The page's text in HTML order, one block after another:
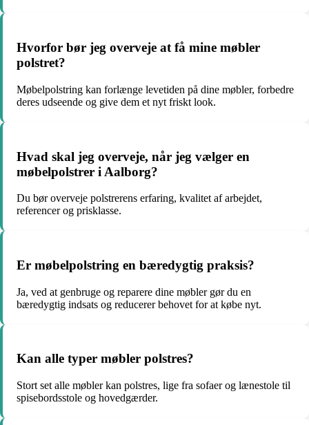
Hvorfor bør jeg overveje at få mine møbler
polstret?
Møbelpolstring kan forlænge levetiden på dine møbler, forbedre
deres udseende og give dem et nyt friskt look.
Hvad skal jeg overveje, når jeg vælger en
møbelpolstrer i Aalborg?
Du bør overveje polstrerens erfaring, kvalitet af arbejdet,
referencer og prisklasse.
Er møbelpolstring en bæredygtig praksis?
Ja, ved at genbruge og reparere dine møbler gør du en
bæredygtig indsats og reducerer behovet for at købe nyt.
Kan alle typer møbler polstres?
Stort set alle møbler kan polstres, lige fra sofaer og lænestole til
spisebordsstole og hovedgærder.